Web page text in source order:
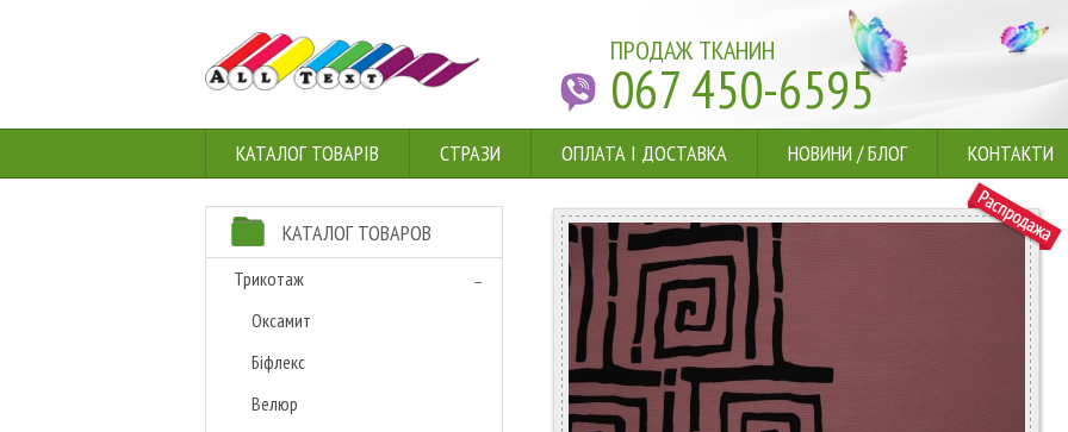
ПРОДАЖ ТКАНИН
067 450-6595
КАТАЛОГ ТОВАРІВ СТРАЗИ ОПЛАТА І ДОСТАВКА НОВИНИ /БЛОГ КОНТАКТИ
КАТАЛОГ ТОВАРОВ
Трикотаж
Оксамит
Біфлекс
Велюр